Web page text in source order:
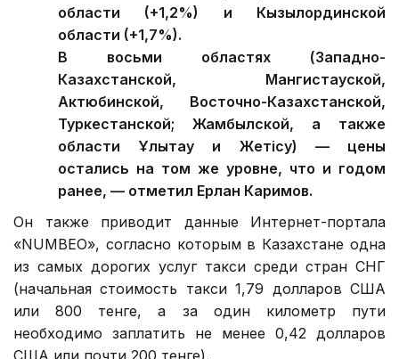
области (+1,2%) и Кызылординской
области (+1,7%).
В восьми областях (Западно-
Казахстанской, Мангистауской,
Актюбинской, Восточно-Казахстанской,
Туркестанской; Жамбылской, а также
области Ұлытау и Жетісу) — цены
остались на том же уровне, что и годом
ранее, — отметил Ерлан Каримов.
Он также приводит данные Интернет-портала
«NUMBEO», согласно которым в Казахстане одна
из самых дорогих услуг такси среди стран СНГ
(начальная стоимость такси 1,79 долларов США
или 800 тенге, а за один километр пути
необходимо заплатить не менее 0,42 долларов
США или почти 200 тенге).